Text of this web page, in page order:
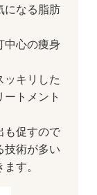
になる脂肪
中心の痩身
ッキリした
トメント
も促すので
技術が多い
す。